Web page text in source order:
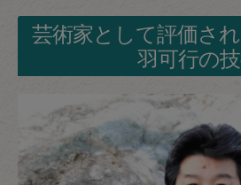
芸術家として評価さ
羽可行の